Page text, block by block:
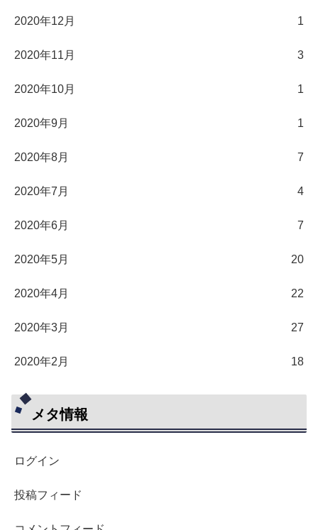
2020年12月 1
2020年11月 3
2020年10月 1
2020年9月 1
2020年8月 7
2020年7月 4
2020年6月 7
2020年5月 20
2020年4月 22
2020年3月 27
2020年2月 18
メタ情報
ログイン
投稿フィード